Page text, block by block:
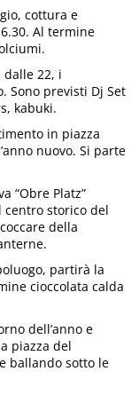
cottura e
Al termine
dalle 22, i
Sono previsti Dj Set
kabuki.
in piazza
nuovo. Si parte
“Obre Platz”
centro storico del
della
partirà la
cioccolata calda
dell’anno e
piazza del
ballando sotto le